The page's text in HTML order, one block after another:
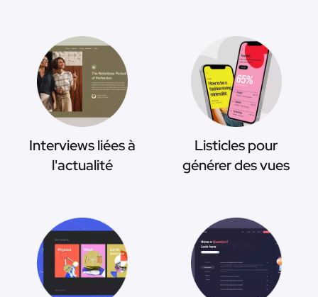
Interviews liées à
l'actualité
Listicles pour
générer des vues